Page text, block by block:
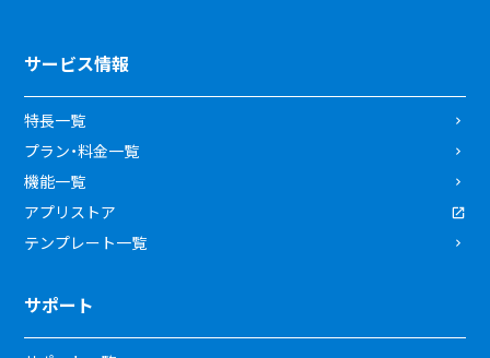
サービス情報
特長一覧
プラン・料金一覧
機能一覧
アプリストア
テンプレート一覧
サポート